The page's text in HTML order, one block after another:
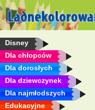
Disney
Dla chłopców
Dla dorosłych
Dla dziewczynek
Dla najmłodszych
Edukacyjne